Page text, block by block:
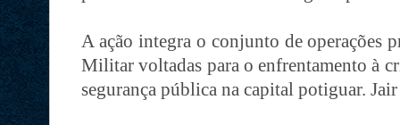
A ação integra o conjunto de operações
Militar voltadas para o enfrentamento à
segurança pública na capital potiguar.